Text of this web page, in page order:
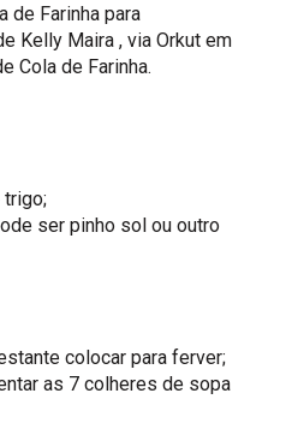
de Farinha para
Kelly Maira, via Orkut em
Cola de Farinha.
trigo;
ser pinho sol ou outro
colocar para ferver;
as 7 colheres de sopa